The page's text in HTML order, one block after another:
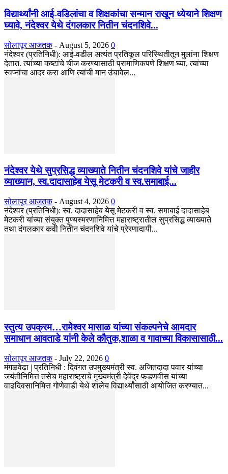
विद्यार्थ्यांनी आई-वडिलांचा व शिक्षकांचा सन्मान राखून ध्येयाने शिक्षण
घ्यावे, नंदेश्वर येथे दंगलकार नितीन चंदनशिवे...
सोलापूर आजतक - August 5, 2026 0
नंदेश्वर (प्रतिनिधी): आई-वडील अत्यंत प्रतिकूल परिस्थितीतून मुलांना शिक्षण
देतात. त्यांच्या कष्टांचे चीज करण्यासाठी प्रामाणिकपणे शिक्षण घ्या, त्यांच्या
स्वप्नांचा आदर करा आणि त्यांची मान उंचावेल...
नंदेश्वर येथे सुप्रसिद्ध व्याख्याते नितीन चंदनशिवे यांचे जाहीर
व्याख्यान, स्व.दादासाहेब येसू मेटकरी व स्व.समाबाई...
सोलापूर आजतक - August 4, 2026 0
नंदेश्वर (प्रतिनिधी): स्व. दादासाहेब येसू मेटकरी व स्व. समाबाई दादासाहेब
मेटकरी यांच्या संयुक्त पुण्यस्मरणानिमित्त महाराष्ट्रातील सुप्रसिद्ध व्याख्याते
तथा दंगलकार कवी नितीन चंदनशिवे यांचे प्रेरणादायी...
स्तुत्य उपक्रम…रामेश्वर मासाळ यांच्या संकल्पनेचे आमदार
समाधान आवताडे यांनी केले कौतुक,शाळा व गावाच्या विकासासाठी...
सोलापूर आजतक - July 22, 2026 0
मंगळवेढा | प्रतिनिधी : दिवंगत उपमुख्यमंत्री स्व. अजितदादा पवार यांच्या
जयंतीनिमित्त तसेच महाराष्ट्राचे मुख्यमंत्री देवेंद्र फडणवीस यांच्या
वाढदिवसानिमित्त गोणेवाडी येथे शालेय विद्यार्थ्यांसाठी आयोजित करण्यात...